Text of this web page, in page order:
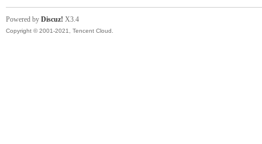
Powered by Discuz! X3.4
Copyright © 2001-2021, Tencent Cloud.